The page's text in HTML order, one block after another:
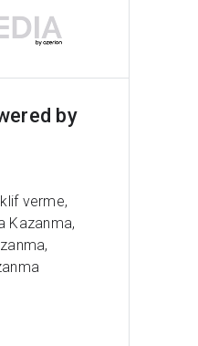
by
verme,
Kazanma,